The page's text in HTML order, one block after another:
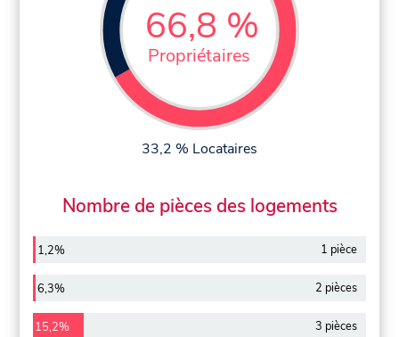
66,8 %
Propriétaires
33,2 % Locataires
Nombre de pièces des logements
1,2% 1 pièce
6,3% 2 pièces
15,2% 3 pièces